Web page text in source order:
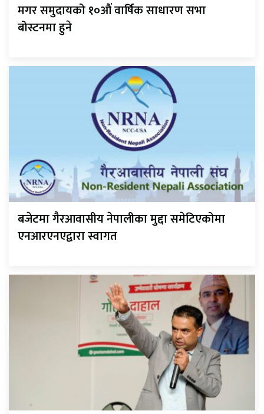
मगर समुदायको १०औं वार्षिक साधारण सभा
बोस्टनमा हुने
बजेटमा गैरआवासीय नेपालीका मुद्दा समेटिएकोमा
एनआरएनएद्वारा स्वागत